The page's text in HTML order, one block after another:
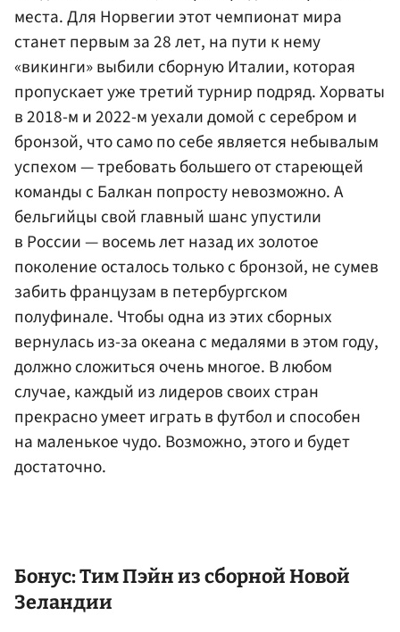
места. Для Норвегии этот чемпионат мира
станет первым за 28 лет, на пути к нему
«викинги» выбили сборную Италии, которая
пропускает уже третий турнир подряд. Хорваты
в 2018-м и 2022-м уехали домой с серебром и
бронзой, что само по себе является небывалым
успехом — требовать большего от стареющей
команды с Балкан попросту невозможно. А
бельгийцы свой главный шанс упустили
в России — восемь лет назад их золотое
поколение осталось только с бронзой, не сумев
забить французам в петербургском
полуфинале. Чтобы одна из этих сборных
вернулась из-за океана с медалями в этом году,
должно сложиться очень многое. В любом
случае, каждый из лидеров своих стран
прекрасно умеет играть в футбол и способен
на маленькое чудо. Возможно, этого и будет
достаточно.
Бонус: Тим Пэйн из сборной Новой
Зеландии